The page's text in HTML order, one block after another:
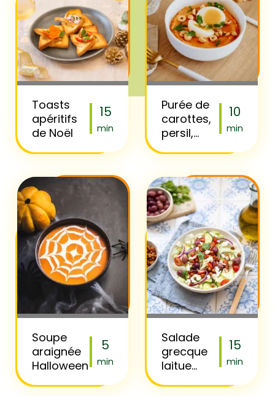
Toasts
apéritifs
de Noël
15
min
Purée de
carottes,
persil,
mollet
10
min
Soupe
araignée
Halloween
5
min
Salade
grecque
laitue
15
min